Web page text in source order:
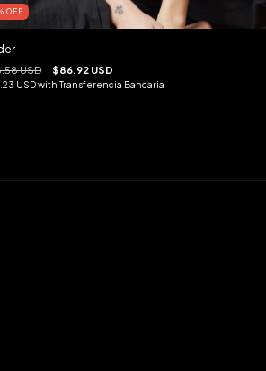
OFF
USD $86.92 USD
USDwith Transferencia Bancaria